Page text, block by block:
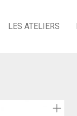
LES ATELIERS